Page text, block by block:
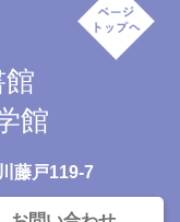
館
藤戸119-7